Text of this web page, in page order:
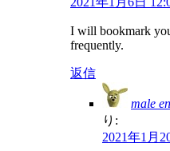
I will bookmark
frequently.
返信
male
り:
2021年1月